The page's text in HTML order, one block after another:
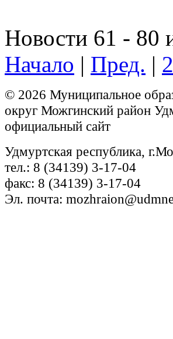
Новости 61 - 80
Начало | Пред. | 2
© 2026 Муниципальное
округ Можгинский район
официальный сайт
Удмуртская республика,
тел.: 8 (34139) 3-17-04
факс: 8 (34139) 3-17-04
Эл. почта: